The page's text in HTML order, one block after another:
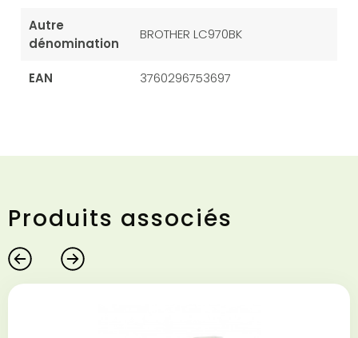
Autre
dénomination
BROTHER LC970BK
EAN 3760296753697
Produits associés